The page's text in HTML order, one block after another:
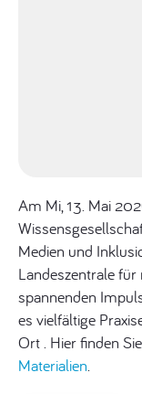
Am Mi, 13. Mai
Medien und
Landeszentrale
spannenden
es vielfältige
Ort . Hier finden
Materialien.